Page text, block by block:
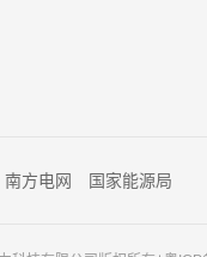
南方电网 国家能源局